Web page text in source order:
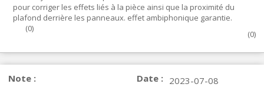
pour corriger les effets liés à la pièce ainsi que la proximité du
plafond derrière les panneaux. effet ambiphonique garantie.
(0)
(0)
Note : Date : 2023-07-08